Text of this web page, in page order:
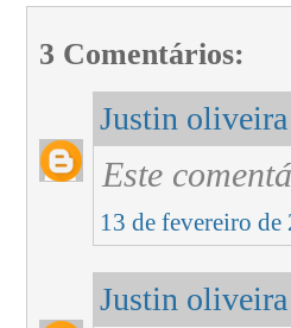
3 Comentários:
Justin oliveira
Este
13 de fevereiro de
Justin oliveira